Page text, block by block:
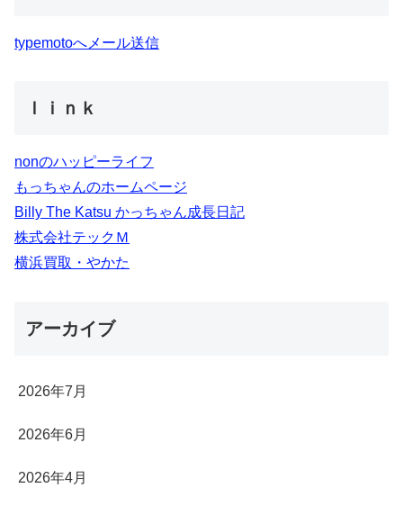
typemotoへメール送信
ｌｉｎｋ
nonのハッピーライフ
もっちゃんのホームページ
Billy The Katsu かっちゃん成長日記
株式会社テックＭ
横浜買取・やかた
アーカイブ
2026年7月
2026年6月
2026年4月